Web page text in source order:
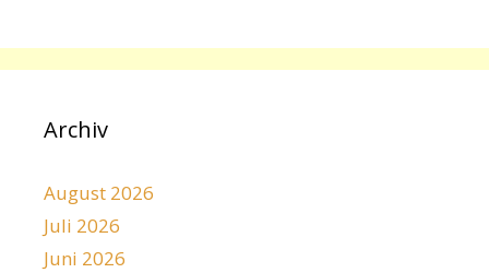
Archiv
August 2026
Juli 2026
Juni 2026